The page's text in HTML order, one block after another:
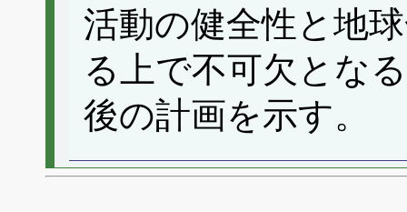
活動の健全性と地
る上で不可欠とな
後の計画を示す。